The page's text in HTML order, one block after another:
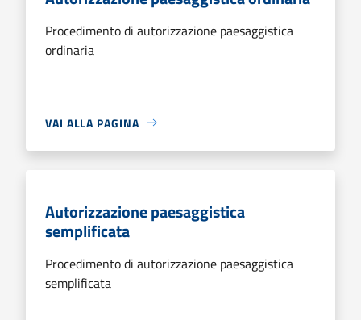
Procedimento di autorizzazione paesaggistica
ordinaria
VAI ALLA PAGINA
Autorizzazione paesaggistica
semplificata
Procedimento di autorizzazione paesaggistica
semplificata